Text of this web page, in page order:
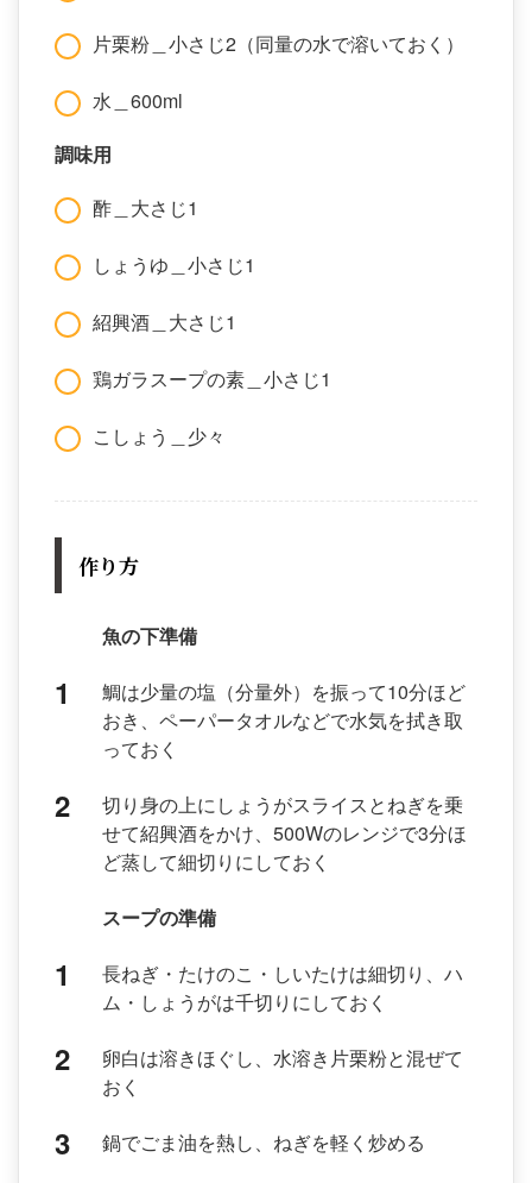
片栗粉＿小さじ2（同量の水で溶いておく）
水＿600ml
調味用
酢＿大さじ1
しょうゆ＿小さじ1
紹興酒＿大さじ1
鶏ガラスープの素＿小さじ1
こしょう＿少々
作り方
魚の下準備
鯛は少量の塩（分量外）を振って10分ほど
おき、ペーパータオルなどで水気を拭き取
っておく
切り身の上にしょうがスライスとねぎを乗
せて紹興酒をかけ、500Wのレンジで3分ほ
ど蒸して細切りにしておく
スープの準備
長ねぎ・たけのこ・しいたけは細切り、ハ
ム・しょうがは千切りにしておく
卵白は溶きほぐし、水溶き片栗粉と混ぜて
おく
鍋でごま油を熱し、ねぎを軽く炒める